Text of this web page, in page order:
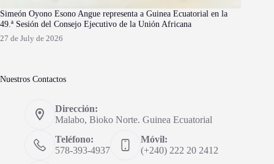
Simeón Oyono Esono Angue representa a Guinea Ecuatorial en la
49.ª Sesión del Consejo Ejecutivo de la Unión Africana
27 de July de 2026
Nuestros Contactos
Dirección:
Malabo, Bioko Norte. Guinea Ecuatorial
Teléfono:
578-393-4937
Móvil:
(+240) 222 20 2412